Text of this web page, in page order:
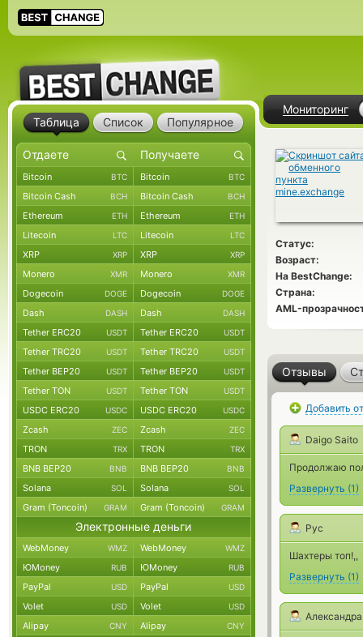
Мониторинг
Статус:
Возраст:
На BestChange:
Страна:
AML-
Отзывы
Добавить
Daigo Saito
Продолжаю
Развернуть (1)
Рус
Шахтеры топ!,,
Развернуть (1)
Александра
Таблица Список Популярное
Bitcoin BTC Bitcoin BTC
Bitcoin Cash BCH Bitcoin Cash BCH
Ethereum ETH Ethereum ETH
Litecoin LTC Litecoin LTC
XRP XRP XRP XRP
Monero XMR Monero XMR
Dogecoin DOGE Dogecoin DOGE
Dash DASH Dash DASH
Tether ERC20 USDT Tether ERC20 USDT
Tether TRC20 USDT Tether TRC20 USDT
Tether BEP20 USDT Tether BEP20 USDT
Tether TON USDT Tether TON USDT
USDC ERC20 USDC USDC ERC20 USDC
Zcash ZEC Zcash ZEC
TRON TRX TRON TRX
BNB BEP20 BNB BNB BEP20 BNB
Solana SOL Solana SOL
Gram (Toncoin) GRAM Gram (Toncoin) GRAM
Электронные деньги
WebMoney WMZ WebMoney WMZ
ЮMoney RUB ЮMoney RUB
PayPal USD PayPal USD
Volet USD Volet USD
Alipay CNY Alipay CNY